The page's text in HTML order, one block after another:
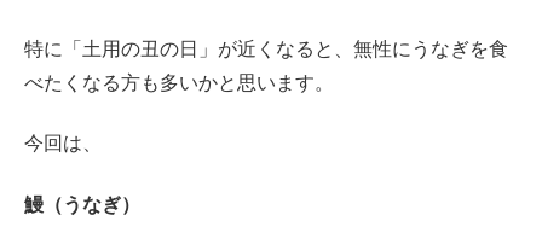
特に「土用の丑の日」が近くなると、無性にうなぎを食
べたくなる方も多いかと思います。
今回は、
鰻（うなぎ）